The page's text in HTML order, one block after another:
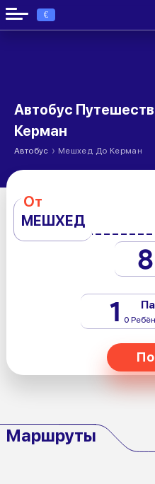
€
Автобус
Керман
Автобус › Мешхед До Керман
От
МЕШХЕД
8
1 0
Маршруты